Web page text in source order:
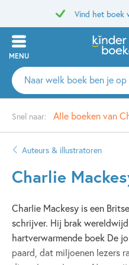
Vind het boek
MENU
Zoeken
naar
auteurs
en
uitgevers
Snel naar: Alle boeken van
Auteurs & illustratoren
Charlie
Charlie Mackesy is een
schrijver. Hij brak
hartverwarmende boek De
paard, dat miljoenen lezers